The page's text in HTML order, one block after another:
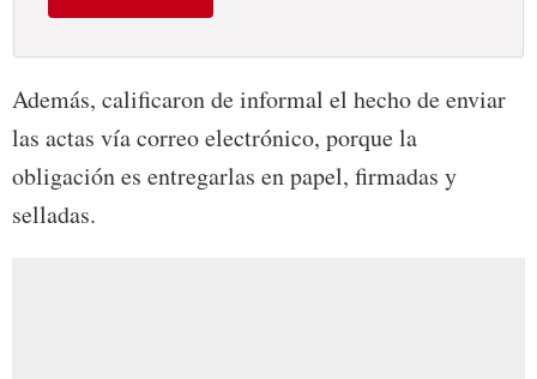
Además, calificaron de informal el hecho de enviar
las actas vía correo electrónico, porque la
obligación es entregarlas en papel, firmadas y
selladas.